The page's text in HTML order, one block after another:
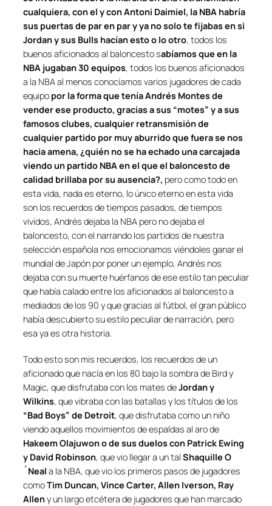
cualquiera, con el y con Antoni Daimiel, la NBA habría
sus puertas de par en par y ya no solo te fijabas en si
Jordan y sus Bulls hacían esto o lo otro, todos los
buenos aficionados al baloncesto sabíamos que en la
NBA jugaban 30 equipos, todos los buenos aficionados
a la NBA al menos conocíamos varios jugadores de cada
equipo por la forma que tenía Andrés Montes de
vender ese producto, gracias a sus “motes” y a sus
famosos clubes, cualquier retransmisión de
cualquier partido por muy aburrido que fuera se nos
hacia amena, ¿quién no se ha echado una carcajada
viendo un partido NBA en el que el baloncesto de
calidad brillaba por su ausencia?, pero como todo en
esta vida, nada es eterno, lo único eterno en esta vida
son los recuerdos de tiempos pasados, de tiempos
vividos, Andrés dejaba la NBA pero no dejaba el
baloncesto, con el narrando los partidos de nuestra
selección española nos emocionamos viéndoles ganar el
mundial de Japón por poner un ejemplo, Andrés nos
dejaba con su muerte huérfanos de ese estilo tan peculiar
que había calado entre los aficionados al baloncesto a
mediados de los 90 y que gracias al fútbol, el gran público
había descubierto su estilo peculiar de narración, pero
esa ya es otra historia.
Todo esto son mis recuerdos, los recuerdos de un
aficionado que nacía en los 80 bajo la sombra de Bird y
Magic, que disfrutaba con los mates deJordan y
Wilkins, que vibraba con las batallas y los títulos de los
“Bad Boys” de Detroit, que disfrutaba como un niño
viendo aquellos movimientos de espaldas al aro de
Hakeem Olajuwon o de sus duelos con Patrick Ewing
y David Robinson, que vio llegar a un tal Shaquille O
´Neal a la NBA, que vio los primeros pasos de jugadores
comoTim Duncan, Vince Carter, Allen Iverson, Ray
Alleny un largo etcétera de jugadores que han marcado